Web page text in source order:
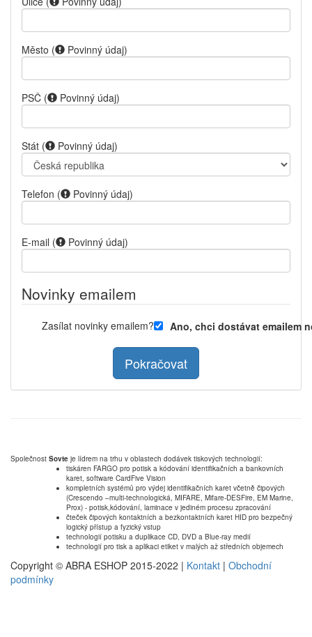
Město ( Povinný údaj)
PSČ ( Povinný údaj)
Stát ( Povinný údaj)
Telefon ( Povinný údaj)
E-mail ( Povinný údaj)
Novinky emailem
Zasílat novinky emailem? Ano, chci dostávat emailem
Pokračovat
Společnost Sovte je lídrem na trhu v oblastech dodávek tiskových technologií:
tiskáren FARGO pro potisk a kódování identifikačních a bankovních
karet, software CardFive Vision
kompletních systémů pro výdej identifikačních karet včetně čipových
(Crescendo –multi-technologická, MIFARE, Mifare-DESFire, EM Marine,
Prox) - potisk,kódování, laminace v jediném procesu zpracování
čteček čipových kontaktních a bezkontaktních karet HID pro bezpečný
logický přístup a fyzický vstup
technologií potisku a duplikace CD, DVD a Blue-ray medií
technologií pro tisk a aplikaci etiket v malých až středních objemech
Copyright © ABRA ESHOP 2015-2022 | Kontakt | Obchodní
podmínky